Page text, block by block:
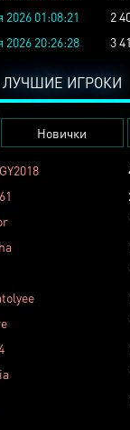
01:08:21
2
2026 20:26:28 3
ЛУЧШИЕ ИГРОКИ
Новички